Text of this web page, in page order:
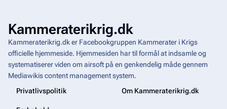
Kammeraterikrig.dk
Kammeraterikrig.dk er Facebookgruppen Kammerater i Krigs
officielle hjemmeside. Hjemmesiden har til formål at indsamle og
systematiserer viden om airsoft på en genkendelig måde gennem
Mediawikiscontent management system.
Privatlivspolitik
Om Kammeraterikrig.dk